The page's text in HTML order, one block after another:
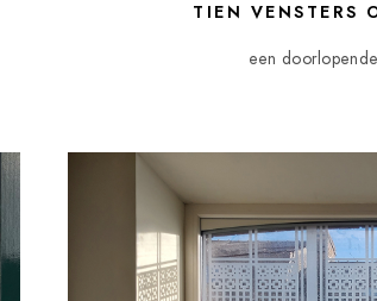
TIEN VENSTERS
een